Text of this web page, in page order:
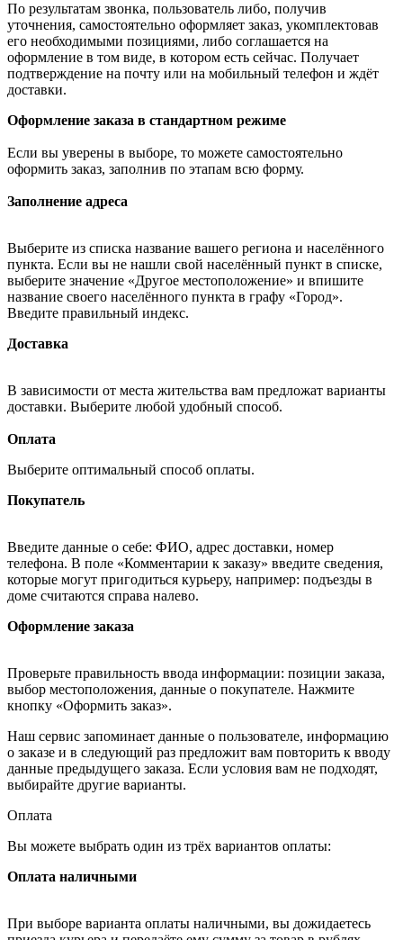
По результатам звонка, пользователь либо, получив
уточнения, самостоятельно оформляет заказ, укомплектовав
его необходимыми позициями, либо соглашается на
оформление в том виде, в котором есть сейчас. Получает
подтверждение на почту или на мобильный телефон и ждёт
доставки.
Оформление заказа в стандартном режиме
Если вы уверены в выборе, то можете самостоятельно
оформить заказ, заполнив по этапам всю форму.
Заполнение адреса
Выберите из списка название вашего региона и населённого
пункта. Если вы не нашли свой населённый пункт в списке,
выберите значение «Другое местоположение» и впишите
название своего населённого пункта в графу «Город».
Введите правильный индекс.
Доставка
В зависимости от места жительства вам предложат варианты
доставки. Выберите любой удобный способ.
Оплата
Выберите оптимальный способ оплаты.
Покупатель
Введите данные о себе: ФИО, адрес доставки, номер
телефона. В поле «Комментарии к заказу» введите сведения,
которые могут пригодиться курьеру, например: подъезды в
доме считаются справа налево.
Оформление заказа
Проверьте правильность ввода информации: позиции заказа,
выбор местоположения, данные о покупателе. Нажмите
кнопку «Оформить заказ».
Наш сервис запоминает данные о пользователе, информацию
о заказе и в следующий раз предложит вам повторить к вводу
данные предыдущего заказа. Если условия вам не подходят,
выбирайте другие варианты.
Оплата
Вы можете выбрать один из трёх вариантов оплаты:
Оплата наличными
При выборе варианта оплаты наличными, вы дожидаетесь